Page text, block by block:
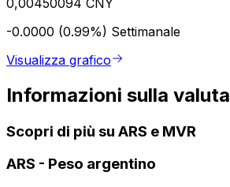
-0.0000 (0.99%) Settimanale
Visualizza grafico
Informazioni sulla valuta
Scopri di più su ARS e MVR
ARS - Peso argentino